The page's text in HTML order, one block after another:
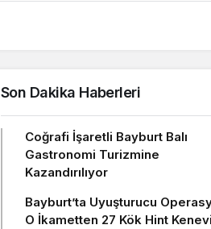
Son Dakika Haberleri
Coğrafi İşaretli Bayburt Balı
Gastronomi Turizmine
Kazandırılıyor
Bayburt’ta Uyuşturucu
O İkametten 27 Kök Hint